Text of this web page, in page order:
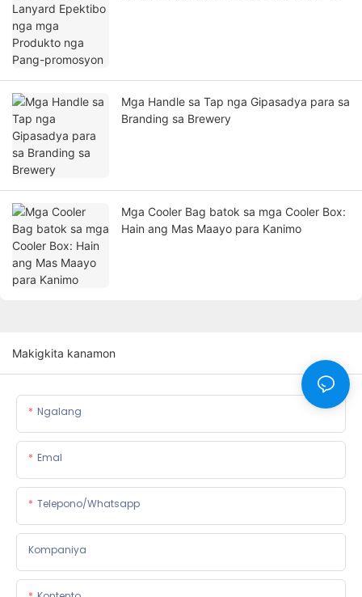
Mga Handle sa Tap nga Gipasadya para sa
Branding sa Brewery
Mga Cooler Bag batok sa mga Cooler Box:
Hain ang Mas Maayo para Kanimo
Makigkita kanamon
Ngalang
Emal
Telepono/whatsapp
Kompaniya